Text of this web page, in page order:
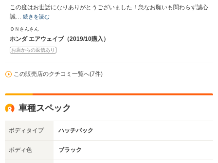
この度はお世話になりありがとうございました！急なお願いも関わらず誠心
誠… 続きを読む
ＯＮさんさん
ホンダ エアウェイブ（2019/10購入）
お店からの返信あり
この販売店のクチコミ一覧へ(7件)
車種スペック
ボディタイプ ハッチバック
ボディ色 ブラック